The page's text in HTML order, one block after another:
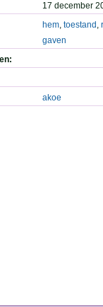
17 december
hem, toestand ,
gaven
akoe